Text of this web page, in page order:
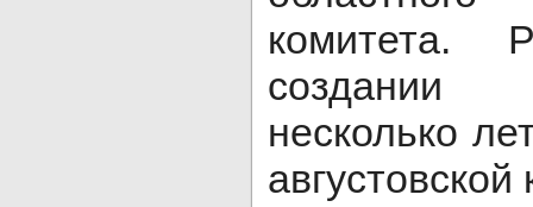
комитета.
создании
несколько